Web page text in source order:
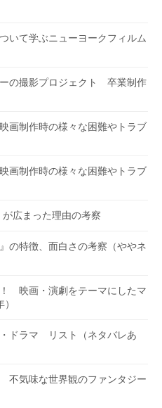
いて学ぶニューヨークフィルム
の撮影プロジェクト 卒業制作
画制作時の様々な困難やトラブ
画制作時の様々な困難やトラブ
広まった理由の考察
の特徴、面白さの考察（ややネ
映画・演劇をテーマにしたマ
ドラマ リスト（ネタバレあ
不気味な世界観のファンタジー